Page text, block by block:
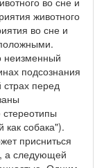
животного
во сне и
неизменный
подсознания
перед
как собака").
присниться
а следующей